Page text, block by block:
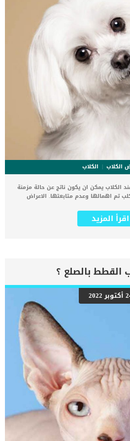
من البديهي ان يتم توفير إنزيمات الجهاز
مع […]
الكلاب
الكلاب
الكلاب يمكن ان يكون ناتج عن حالة مزمنة
تم اهمالها وعدم متابعتها. الاعراض
من الخطوات. كما ان القئ المزمن او
عرضية مرتبطة بالهضم او الامعاء تكون
إلى حالة بدون علاج. يعد التحكم في
ضروريًا لضمان بقاء حيوانك الأليف في
طويل الامد عند الكلاب على الرغم من أن
، إلا أن الالتهاب طويل الأمد يمكن أن
وسيرتبط ببعض او كل هذه الاعراض
الأسود وجع بطن ضعف خمولجفاف اقرأ
الحساسة عند الكلاب ؟ اسباب التهاب
الأورام التعرض المتكرر لمسببات الحساسية
اقرأ المزيد
بالصلع ؟
2022